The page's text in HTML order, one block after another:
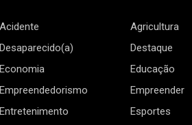
Acidente
Agricultura
Desaparecido(a)
Destaque
Economia
Educação
Empreendedorismo
Empreender
Entretenimento
Esportes